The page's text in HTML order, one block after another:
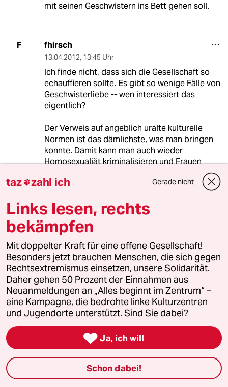
mit seinen Geschwistern ins Bett gehen soll.
F fhirsch
13.04.2012, 13:45 Uhr
Ich finde nicht, dass sich die Gesellschaft so
echauffieren sollte. Es gibt so wenige Fälle von
Geschwisterliebe -- wen interessiert das
eigentlich?
Der Verweis auf angeblich uralte kulturelle
Normen ist das dämlichste, was man bringen
konnte. Damit kann man auch wieder
Homosexualiät kriminalisieren und Frauen
weiterhin streng bestraft werden, aber darum
geht es hier doch gar nicht.
E earendil
13.04.2012,13:38 Uhr
Dass Deniz Yücel hier allen Ernstes mit "Moses,
Solon und etliche[n] namenlose[n]
Priesterinnen und Häuptlinge[n]" argumentiert,
und damit den gleichen vernunft- und damit
tatsächlich zivilisationsfeindlichen Bullshit
produziert wie schon vor Jahren ein Kollege in
seiner damaligen Wirkungsstätte (http://jungle-
world.com/artikel/2008/13/21445.html
mich nur kopfschüttelnd zurück. Nein, Deniz, es
taz zahl ich Gerade nicht
Links lesen, rechts
bekämpfen
Mit doppelter Kraft für eine offene Gesellschaft!
Besonders jetzt brauchen Menschen, die sich gegen
Rechtsextremismus einsetzen, unsere Solidarität.
Daher gehen 50 Prozent der Einnahmen aus
Neuanmeldungen an „Alles beginnt im Zentrum“ –
eine Kampagne, die bedrohte linke Kulturzentren
und Jugendorte unterstützt. Sind Sie dabei?
 Ja, ich will
Schon dabei!